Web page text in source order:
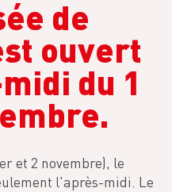
de
ouvert
du 1
et 2 novembre), le
l'après-midi. Le